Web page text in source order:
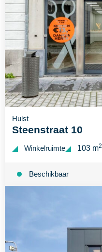
Hulst
Steenstraat 10
Winkelruimte 103 m2
Beschikbaar